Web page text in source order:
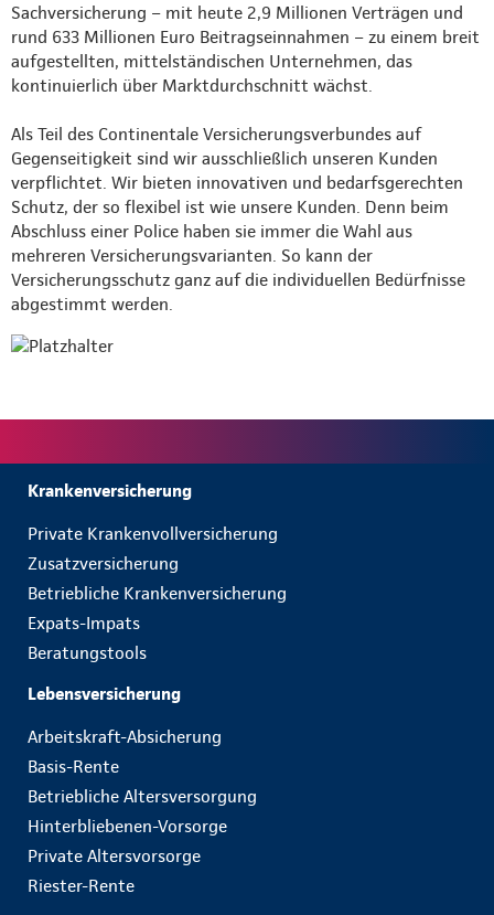
Sachversicherung – mit heute 2,9 Millionen Verträgen und
rund 633 Millionen Euro Beitragseinnahmen – zu einem breit
aufgestellten, mittelständischen Unternehmen, das
kontinuierlich über Marktdurchschnitt wächst.
Als Teil des Continentale Versicherungsverbundes auf
Gegenseitigkeit sind wir ausschließlich unseren Kunden
verpflichtet. Wir bieten innovativen und bedarfsgerechten
Schutz, der so flexibel ist wie unsere Kunden. Denn beim
Abschluss einer Police haben sie immer die Wahl aus
mehreren Versicherungsvarianten. So kann der
Versicherungsschutz ganz auf die individuellen Bedürfnisse
abgestimmt werden.
Krankenversicherung
Private Krankenvollversicherung
Zusatzversicherung
Betriebliche Krankenversicherung
Expats-Impats
Beratungstools
Lebensversicherung
Arbeitskraft-Absicherung
Basis-Rente
Betriebliche Altersversorgung
Hinterbliebenen-Vorsorge
Private Altersvorsorge
Riester-Rente